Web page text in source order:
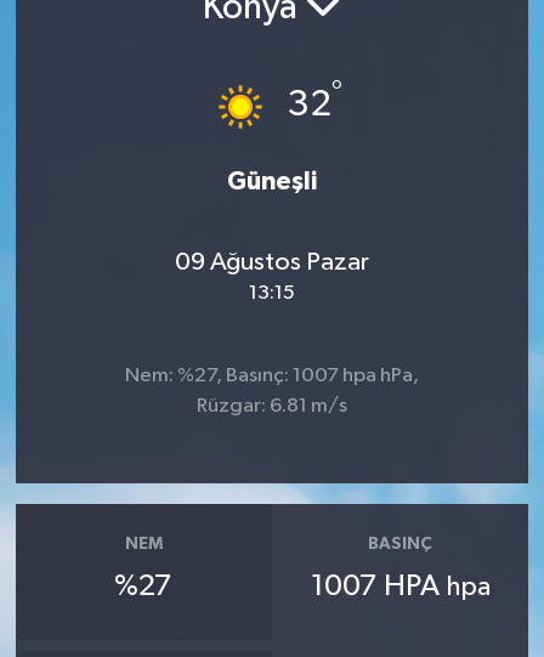
Konya
32°
Güneşli
09 Ağustos Pazar
13:15
Nem: %27, Basınç: 1007 hpa hPa,
Rüzgar: 6.81 m/s
NEM
%27
BASINÇ
1007 HPA hpa